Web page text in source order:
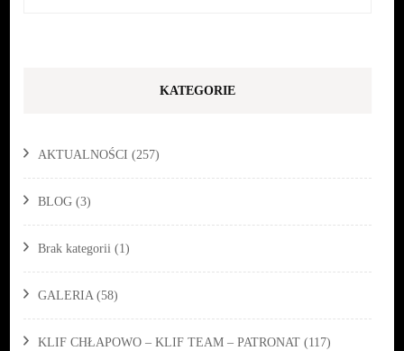
KATEGORIE
AKTUALNOŚCI (257)
BLOG (3)
Brak kategorii (1)
GALERIA (58)
KLIF CHŁAPOWO – KLIF TEAM – PATRONAT (117)